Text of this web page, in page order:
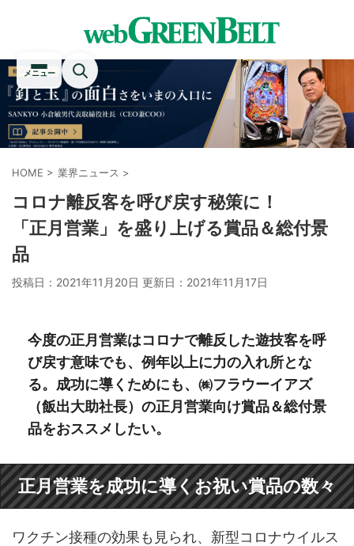
メニュー
HOME > 業界ニュース >
コロナ離反客を呼び戻す秘策に！
「正月営業」を盛り上げる賞品＆総付景
品
投稿日：2021年11月20日 更新日： 2021年11月17日
今度の正月営業はコロナで離反した遊技客を呼
び戻す意味でも、例年以上に力の入れ所とな
る。成功に導くためにも、㈱フラウーイアズ
（飯出大助社長）の正月営業向け賞品＆総付景
品をおススメしたい。
正月営業を成功に導くお祝い賞品の数々
ワクチン接種の効果も見られ、新型コロナウイルス